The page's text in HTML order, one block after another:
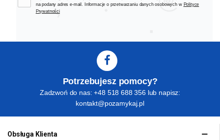
na podany adres e-mail. Informacje o przetwarzaniu danych osobowych w Polityce
Prywatności
Potrzebujesz pomocy?
Zadzwoń do nas: +48 518 688 356 lub napisz:
kontakt@pozamykaj.pl
Obsługa Klienta